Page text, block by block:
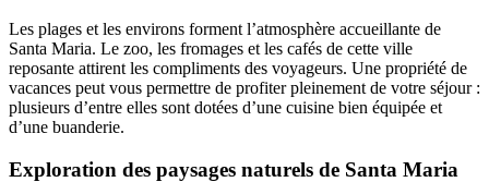
Les plages et les environs forment l’atmosphère accueillante de
Santa Maria. Le zoo, les fromages et les cafés de cette ville
reposante attirent les compliments des voyageurs. Une propriété de
vacances peut vous permettre de profiter pleinement de votre séjour :
plusieurs d’entre elles sont dotées d’une cuisine bien équipée et
d’une buanderie.
Exploration des paysages naturels de Santa Maria